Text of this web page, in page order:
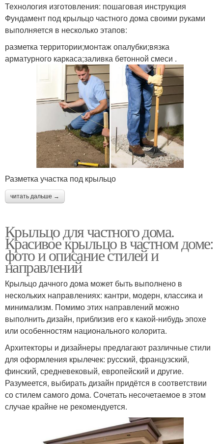
Технология изготовления: пошаговая инструкция
Фундамент под крыльцо частного дома своими руками
выполняется в несколько этапов:
разметка территории;монтаж опалубки;вязка
арматурного каркаса;заливка бетонной смеси .
Разметка участка под крыльцо
читать дальше →
Крыльцо для частного дома.
Красивое крыльцо в частном доме:
фото и описание стилей и
направлений
Крыльцо дачного дома может быть выполнено в
нескольких направлениях: кантри, модерн, классика и
минимализм. Помимо этих направлений можно
выполнить дизайн, приблизив его к какой-нибудь эпохе
или особенностям национального колорита.
Архитекторы и дизайнеры предлагают различные стили
для оформления крылечек: русский, французский,
финский, средневековый, европейский и другие.
Разумеется, выбирать дизайн придётся в соответствии
со стилем самого дома. Сочетать несочетаемое в этом
случае крайне не рекомендуется.